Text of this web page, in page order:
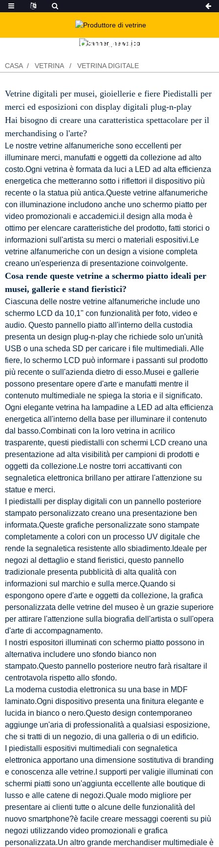
I nostri prodotti
CASA VETRINA VETRINA DIGITALE
Vetrine digitali per musei, gioiellerie e fiere Piedistalli per
merci ed esposizioni con display digitali plug-n-play
Hai bisogno di creare una caratteristica spettacolare per il
merchandising o l'arte?
Le nostre vetrine alfanumeriche sono eccellenti per
illuminare merci, manufatti e oggetti da collezione ad alto
costo.Ogni vetrina è formata da luci a LED ad alta efficienza
energetica che metteranno sotto i riflettori il dispositivo più
recente o la statua più antica.Queste vetrine alfanumeriche
con illuminazione includono anche uno schermo piatto per
video promozionali e accademici.il design alla moda è
ottimo per elencare caratteristiche del prodotto, fatti storici o
informazioni sull'artista su merci o materiali espositivi.Le
vetrine alfanumeriche con un design a visione completa
creano un'esperienza di presentazione coinvolgente.
Cosa rende queste vetrine a schermo piatto ideali per
musei, gallerie e stand fieristici?
Ciascuna delle nostre vetrine alfanumeriche include uno
schermo LCD da 10,1" con funzionalità per foto, video e
audio. Questo pannello piatto all'interno della custodia
presenta un design plug-n-play che richiede solo un'unità
USB o una scheda SD per caricare i file multimediali. Alle
fiere, lo schermo LCD può informare i passanti sul prodotto
più recente o sull'azienda dietro di esso.Musei e gallerie
possono presentare opere d'arte e manufatti mentre il
contenuto multimediale ne spiega la storia e il significato.
Ogni elegante vetrina ha lampadine a LED ad alta efficienza
energetica all'interno della base per illuminare il contenuto
dal basso.Combinati con la loro vetrina in acrilico
trasparente, questi piedistalli con schermi LCD creano una
presentazione ad alta visibilità per campioni di prodotti e
oggetti da collezione.Le nostre torri accattivanti con
segnaletica elettronica brillano per attirare l'attenzione su
statue e merci.
I piedistalli per display digitali con un pannello posteriore
stampato personalizzato creano una presentazione ben
informata.Queste grafiche personalizzate sono stampate
completamente a colori con un processo UV digitale che
rende la segnaletica resistente allo sbiadimento.Ideale per
negozi al dettaglio e stand fieristici, questo pannello
tradizionale presenta pubblicità di alta qualità con
informazioni sul marchio e sulla merce.Quando si
espongono opere d'arte e oggetti da collezione, la grafica
personalizzata delle vetrine del museo è un grazie superiore
per attirare l'attenzione sulla biografia dell'artista o sull'opera
d'arte di accompagnamento.
I nostri espositori illuminati con schermo piatto possono in
alternativa includere uno sfondo bianco non
stampato.Questo pannello posteriore neutro farà risaltare il
centrotavola rispetto allo sfondo.
La moderna custodia elettronica su una base in MDF
laminato.Ogni dispositivo presenta una finitura elegante e
lucida in bianco o nero.Questo design contemporaneo
aggiunge un'aria di professionalità a qualsiasi esposizione,
che si tratti di un negozio, di una galleria o di un edificio.
I piedistalli espositivi multimediali con segnaletica
elettronica apportano una dimensione sostitutiva di branding
e conoscenza alle vetrine.I supporti per valigie illuminati con
schermi piatti sono un'aggiunta eccellente alle boutique di
lusso e alle catene di negozi.Quale modo migliore per
presentare ai clienti tutte o alcune delle funzionalità del
nuovo smartphone?è facile creare messaggi coerenti su più
negozi utilizzando video promozionali e grafica
personalizzata.Un altro grande merchandiser multimediale è